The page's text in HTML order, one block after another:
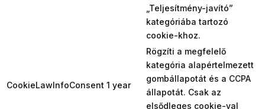
„Teljesítmény-javító”
kategóriába tartozó
cookie-khoz.
CookieLawInfoConsent 1 year
Rögzíti a megfelelő
kategória alapértelmezett
gombállapotát és a CCPA
állapotát. Csak az
elsődleges cookie-val